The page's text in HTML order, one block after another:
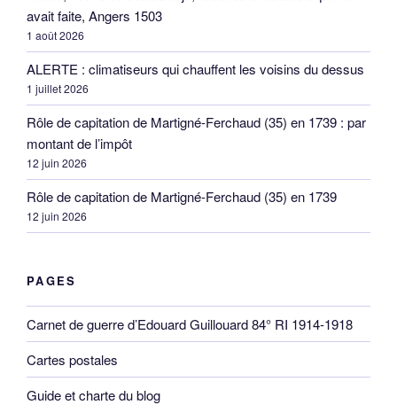
avait faite, Angers 1503
1 août 2026
ALERTE : climatiseurs qui chauffent les voisins du dessus
1 juillet 2026
Rôle de capitation de Martigné-Ferchaud (35) en 1739 : par
montant de l’impôt
12 juin 2026
Rôle de capitation de Martigné-Ferchaud (35) en 1739
12 juin 2026
PAGES
Carnet de guerre d’Edouard Guillouard 84° RI 1914-1918
Cartes postales
Guide et charte du blog